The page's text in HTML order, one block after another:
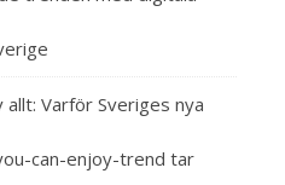
allt: Varför Sveriges nya
can-enjoy-trend tar